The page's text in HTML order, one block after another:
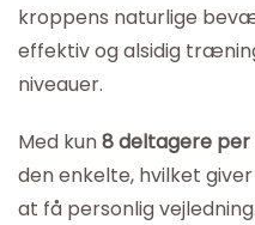
kroppens naturlige
effektiv og alsidig
niveauer.
Med kun8 deltagere per
den enkelte, hvilket
at få personlig